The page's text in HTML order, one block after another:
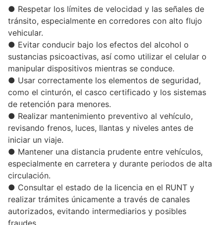
● Respetar los límites de velocidad y las señales de
tránsito, especialmente en corredores con alto flujo
vehicular.
● Evitar conducir bajo los efectos del alcohol o
sustancias psicoactivas, así como utilizar el celular o
manipular dispositivos mientras se conduce.
● Usar correctamente los elementos de seguridad,
como el cinturón, el casco certificado y los sistemas
de retención para menores.
● Realizar mantenimiento preventivo al vehículo,
revisando frenos, luces, llantas y niveles antes de
iniciar un viaje.
● Mantener una distancia prudente entre vehículos,
especialmente en carretera y durante periodos de alta
circulación.
● Consultar el estado de la licencia en el RUNT y
realizar trámites únicamente a través de canales
autorizados, evitando intermediarios y posibles
fraudes.